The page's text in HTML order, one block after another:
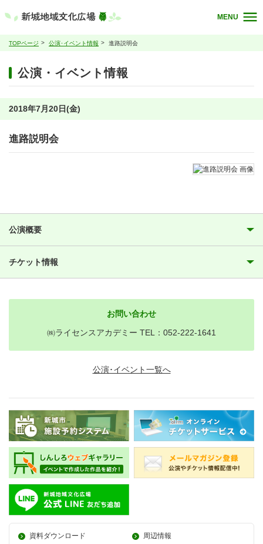
MENU
TOPページ 公演･イベント情報 進路説明会
公演・イベント情報
2018年7月20日(金)
進路説明会
公演概要
チケット情報
お問い合わせ
㈱ライセンスアカデミー TEL：052-222-1641
公演･イベント一覧へ
資料ダウンロード
周辺情報